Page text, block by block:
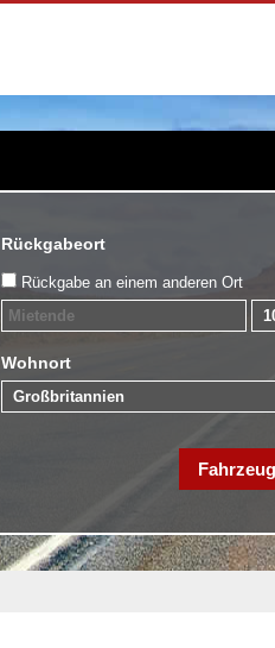
Rückgabeort
Rückgabe an einem anderen Ort
Wohnort